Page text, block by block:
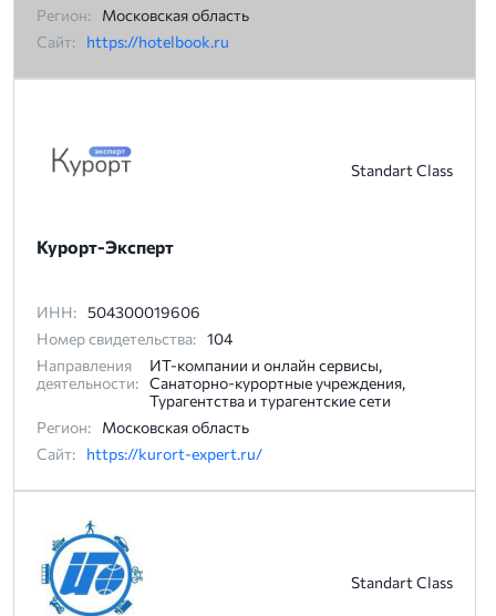
Регион:
Московская область
Сайт:
https://hotelbook.ru
Standart Class
Курорт-Эксперт
ИНН: 504300019606
Номер свидетельства: 104
Направления
деятельности:
ИТ-компании и онлайн сервисы,
Санаторно-курортные учреждения,
Турагентства и турагентские сети
Регион:
Московская область
Сайт:
https://kurort-expert.ru/
Standart Class